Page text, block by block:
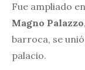
Fue ampliado
Magno Palazzo
barroca, se
palacio.